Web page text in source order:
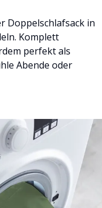
Doppelschlafsack in
Komplett
perfekt als
Abende oder